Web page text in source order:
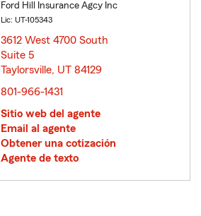
Ford Hill Insurance Agcy Inc
Lic: UT-105343
3612 West 4700 South
Suite 5
Taylorsville, UT 84129
801-966-1431
Sitio web del agente
Email al agente
Obtener una cotización
Agente de texto